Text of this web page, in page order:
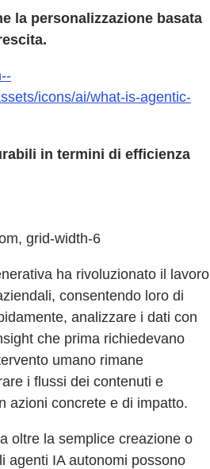
la personalizzazione basata
icons/ai/what-is-agentic-
in termini di efficienza
grid-width-6
ha rivoluzionato il lavoro
consentendo loro di
analizzare i dati con
che prima richiedevano
umano rimane
i flussi dei contenuti e
azioni concrete e di impatto.
oltre la semplice creazione o
agenti IA autonomi possono